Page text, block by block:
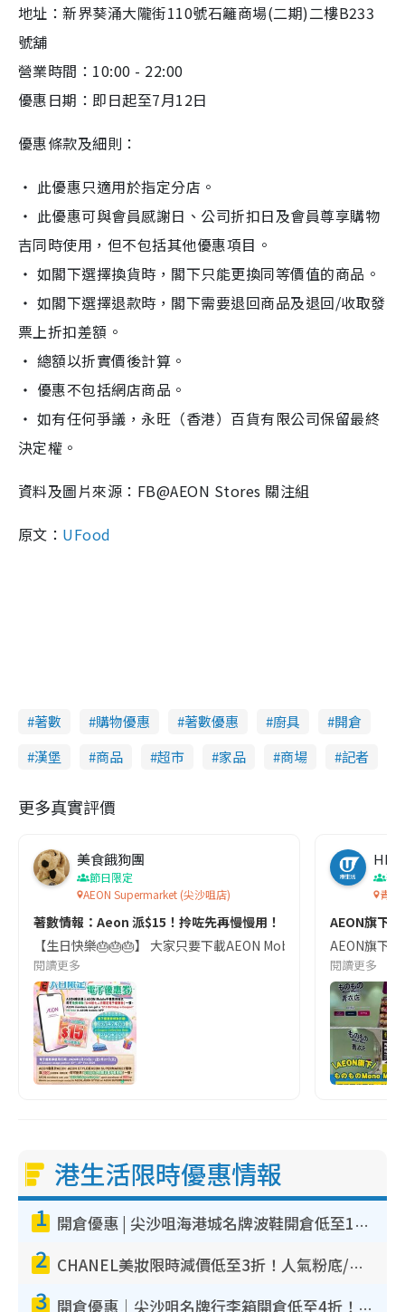
地址：新界葵涌大隴街110號石籬商場(二期)二樓B233
號舖
營業時間：10:00 - 22:00
優惠日期：即日起至7月12日
優惠條款及細則：
‧ 此優惠只適用於指定分店。
‧ 此優惠可與會員感謝日、公司折扣日及會員尊享購物
吉同時使用，但不包括其他優惠項目。
‧ 如閣下選擇換貨時，閣下只能更換同等價值的商品。
‧ 如閣下選擇退款時，閣下需要退回商品及退回/收取發
票上折扣差額。
‧ 總額以折實價後計算。
‧ 優惠不包括網店商品。
‧ 如有任何爭議，永旺（香港）百貨有限公司保留最終
決定權。
資料及圖片來源：FB@AEON Stores 關注組
原文： UFood
著數 購物優惠 著數優惠 廚具
開倉
漢堡
商品 超市 家品 商場 記者
更多真實評價
美食餓狗團
節日限定
AEON Supermarket (尖沙咀店)
著數情報：Aeon 派$15！拎咗先再慢慢用！
【生日快樂🎂🎂🎂】 大家只要下載AEON Mobile APP就可以領
閱讀更多
HK
著
青衣
AEON旗下
AEON旗下
閱讀更多
港生活限時優惠情報
1 開倉優惠 | 尖沙咀海港城名牌波鞋開倉低至1折！On鞋$899起／Joy&Peace鞋履$98起
2 CHANEL美妝限時減價低至3折！人氣粉底/唇膏/精華液低至$275！COCO香水都有平
3